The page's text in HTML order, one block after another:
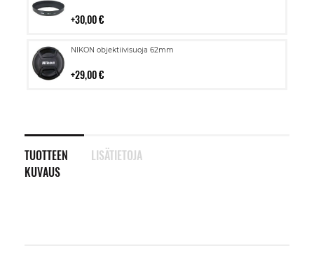
30,00 €
NIKON objektiivisuoja 62mm
29,00 €
Lisää
TUOTTEEN
KUVAUS
LISÄTIETOJA